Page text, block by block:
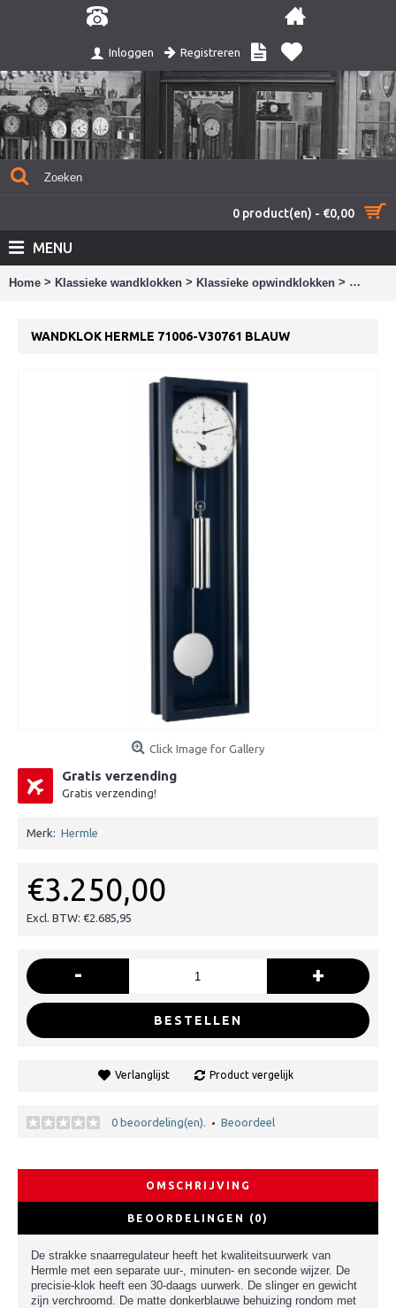
Inloggen Registreren
0 product(en) - €0,00
MENU
Home > Klassieke wandklokken > Klassieke opwindklokken >
WANDKLOK HERMLE 71006-V30761 BLAUW
Click Image for Gallery
Gratis verzending
Gratis verzending!
Merk: Hermle
€3.250,00
Excl. BTW: €2.685,95
- +
BESTELLEN
Verlanglijst Product vergelijk
0 beoordeling(en). • Beoordeel
OMSCHRIJVING
BEOORDELINGEN (0)
De strakke snaarregulateur heeft het kwaliteitsuurwerk van
Hermle met een separate uur-, minuten- en seconde wijzer. De
precisie-klok heeft een 30-daags uurwerk. De slinger en gewicht
zijn verchroomd. De matte donkerblauwe behuizing rondom met